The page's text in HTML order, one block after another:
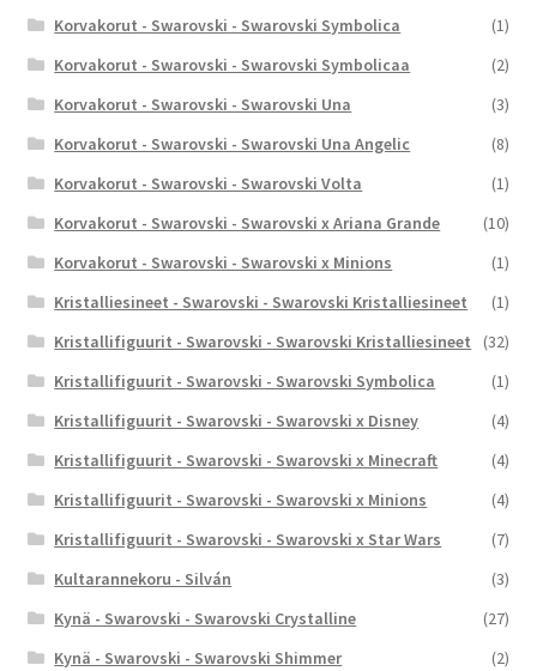
Korvakorut - Swarovski - Swarovski Symbolica
(1)
Korvakorut - Swarovski - Swarovski Symbolicaa
(2)
Korvakorut - Swarovski - Swarovski Una
(3)
Korvakorut - Swarovski - Swarovski Una Angelic
(8)
Korvakorut - Swarovski - Swarovski Volta
(1)
Korvakorut - Swarovski - Swarovski x Ariana Grande
(10)
Korvakorut - Swarovski - Swarovski x Minions
(1)
Kristalliesineet - Swarovski - Swarovski Kristalliesineet
(1)
Kristallifiguurit - Swarovski - Swarovski Kristalliesineet
(32)
Kristallifiguurit - Swarovski - Swarovski Symbolica
(1)
Kristallifiguurit - Swarovski - Swarovski x Disney
(4)
Kristallifiguurit - Swarovski - Swarovski x Minecraft
(4)
Kristallifiguurit - Swarovski - Swarovski x Minions
(4)
Kristallifiguurit - Swarovski - Swarovski x Star Wars
(7)
Kultarannekoru - Silván
(3)
Kynä - Swarovski - Swarovski Crystalline
(27)
Kynä - Swarovski - Swarovski Shimmer
(2)